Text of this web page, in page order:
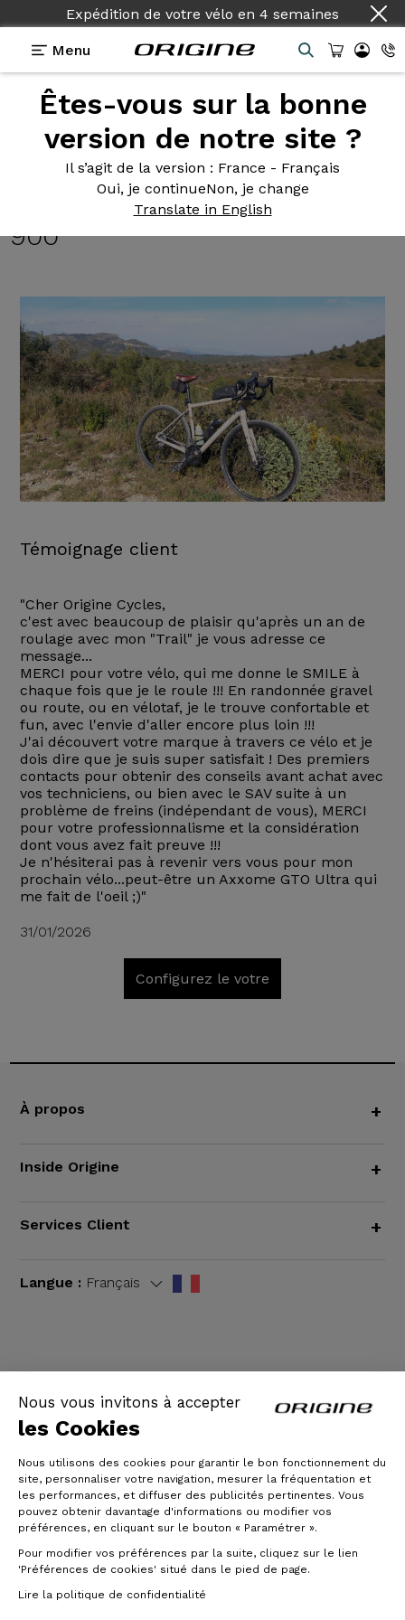
Nous vous invitons à accepter
les Cookies
Nous utilisons des cookies pour garantir le bon fonctionnement du
site, personnaliser votre navigation, mesurer la fréquentation et
les performances, et diffuser des publicités pertinentes. Vous
pouvez obtenir davantage d'informations ou modifier vos
préférences, en cliquant sur le bouton « Paramétrer ».
Pour modifier vos préférences par la suite, cliquez sur le lien
'Préférences de cookies' situé dans le pied de page.
Lire la politique de confidentialité
Expédition de votre vélo en 4 semaines
Menu
Êtes-vous sur la bonne
version de notre site ?
Il s’agit de la version : France - Français
Oui, je continueNon, je change
Translate in English
Témoignages>Trail Gravel - Shimano Grx 400
Trail Gravel- Shimano Grx
400 2x10v - Fulcrum Racing
900
Témoignage client
"Cher Origine Cycles,
c'est avec beaucoup de plaisir qu'après un an de
roulage avec mon "Trail" je vous adresse ce
message...
MERCI pour votre vélo, qui me donne le SMILE à
chaque fois que je le roule !!! En randonnée gravel
ou route, ou en vélotaf, je le trouve confortable et
fun, avec l'envie d'aller encore plus loin !!!
J'ai découvert votre marque à travers ce vélo et je
dois dire que je suis super satisfait ! Des premiers
contacts pour obtenir des conseils avant achat avec
vos techniciens, ou bien avec le SAV suite à un
problème de freins (indépendant de vous), MERCI
pour votre professionnalisme et la considération
dont vous avez fait preuve !!!
Je n'hésiterai pas à revenir vers vous pour mon
prochain vélo...peut-être un Axxome GTO Ultra qui
me fait de l'oeil ;)"
31/01/2026
Configurez le votre
À propos +
Inside Origine +
Services Client +
Langue : Français
© Origine Cycles